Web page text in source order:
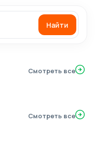
Найти
Смотреть все
Смотреть все